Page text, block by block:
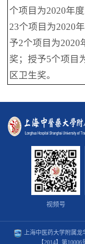
个项目为2020年
23个项目为2020
予2个项目为2020
奖；授予5个项目
区卫生奖。
视频号
上海中医药大学附属龙
【2014】第10006